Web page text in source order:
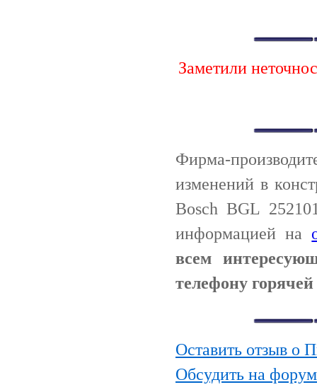
Заметили
Фирма-
изменений в
Bosch BGL
информацией на
всем
телефону
Оставить отзыв о
Обсудить на